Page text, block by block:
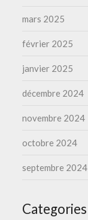
mars 2025
février 2025
janvier 2025
décembre 2024
novembre 2024
octobre 2024
septembre 2024
Categories